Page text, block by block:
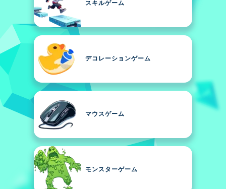
スキルゲーム
デコレーションゲーム
マウスゲーム
モンスターゲーム